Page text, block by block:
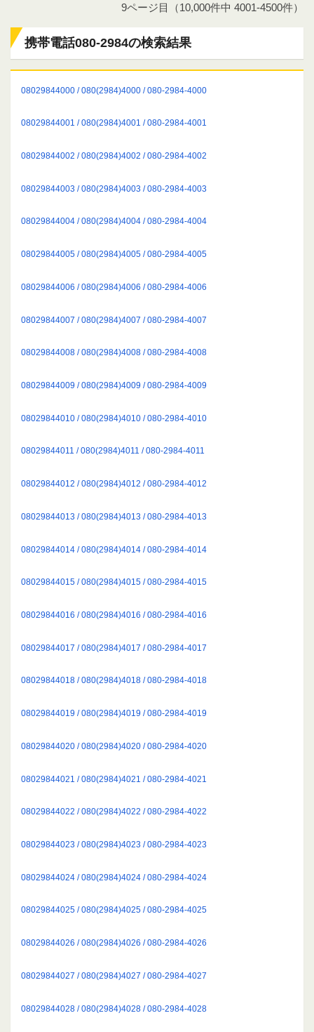
9ページ目（10,000件中 4001-4500件）
携帯電話080-2984の検索結果
08029844000 / 080(2984)4000 / 080-2984-4000
08029844001 / 080(2984)4001 / 080-2984-4001
08029844002 / 080(2984)4002 / 080-2984-4002
08029844003 / 080(2984)4003 / 080-2984-4003
08029844004 / 080(2984)4004 / 080-2984-4004
08029844005 / 080(2984)4005 / 080-2984-4005
08029844006 / 080(2984)4006 / 080-2984-4006
08029844007 / 080(2984)4007 / 080-2984-4007
08029844008 / 080(2984)4008 / 080-2984-4008
08029844009 / 080(2984)4009 / 080-2984-4009
08029844010 / 080(2984)4010 / 080-2984-4010
08029844011 / 080(2984)4011 / 080-2984-4011
08029844012 / 080(2984)4012 / 080-2984-4012
08029844013 / 080(2984)4013 / 080-2984-4013
08029844014 / 080(2984)4014 / 080-2984-4014
08029844015 / 080(2984)4015 / 080-2984-4015
08029844016 / 080(2984)4016 / 080-2984-4016
08029844017 / 080(2984)4017 / 080-2984-4017
08029844018 / 080(2984)4018 / 080-2984-4018
08029844019 / 080(2984)4019 / 080-2984-4019
08029844020 / 080(2984)4020 / 080-2984-4020
08029844021 / 080(2984)4021 / 080-2984-4021
08029844022 / 080(2984)4022 / 080-2984-4022
08029844023 / 080(2984)4023 / 080-2984-4023
08029844024 / 080(2984)4024 / 080-2984-4024
08029844025 / 080(2984)4025 / 080-2984-4025
08029844026 / 080(2984)4026 / 080-2984-4026
08029844027 / 080(2984)4027 / 080-2984-4027
08029844028 / 080(2984)4028 / 080-2984-4028